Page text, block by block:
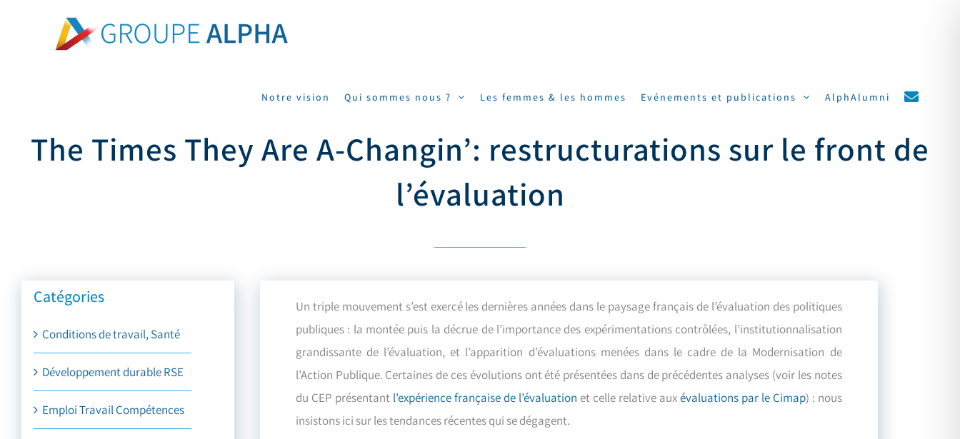
Notre vision Qui sommes nous ? Les femmes & les hommes Evénements et publications AlphAlumni
The Times They Are A-Changin’: restructurations sur le front de
l’évaluation
Catégories
Conditions de travail, Santé
Développement durable RSE
Emploi Travail Compétences
Un triple mouvement s’est exercé les dernières années dans le paysage français de l’évaluation des politiques
publiques : la montée puis la décrue de l’importance des expérimentations contrôlées, l’institutionnalisation
grandissante de l’évaluation, et l’apparition d’évaluations menées dans le cadre de la Modernisation de
l’Action Publique. Certaines de ces évolutions ont été présentées dans de précédentes analyses (voir les notes
du CEP présentant l’expérience française de l’évaluation et celle relative auxévaluations par le Cimap) : nous
insistons ici sur les tendances récentes qui se dégagent.